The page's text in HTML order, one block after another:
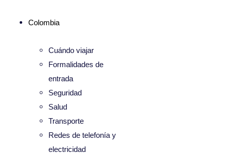
Colombia
Cuándo viajar
Formalidades de
entrada
Seguridad
Salud
Transporte
Redes de telefonía y
electricidad